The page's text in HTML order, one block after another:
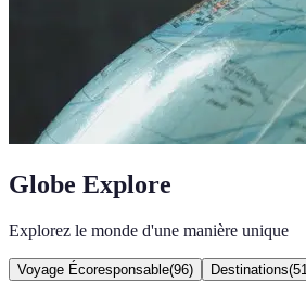
Globe Explore
Explorez le monde d'une manière unique
Voyage Écoresponsable(96) Destinations(51